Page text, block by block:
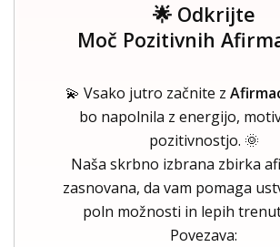
🌟 Odkrijte
Moč Pozitivnih
💫 Vsako jutro začnite z
bo napolnila z energijo,
pozitivnostjo. 🌞
Naša skrbno izbrana zbirka
zasnovana, da vam pomaga
poln možnosti in lepih
Povezava: